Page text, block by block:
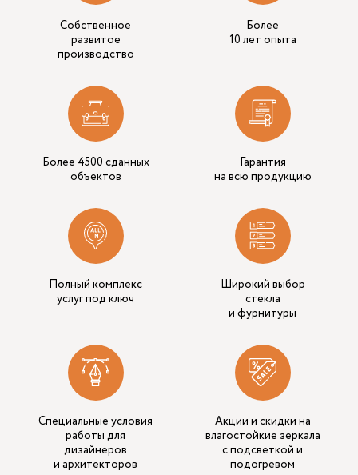
Собственное
развитое
производство
Более
10 лет опыта
Более 4500 сданных
объектов
Гарантия
на всю продукцию
Полный комплекс
услуг под ключ
Широкий выбор
стекла
и фурнитуры
Специальные условия
работы для
дизайнеров
и архитекторов
Акции и скидки на
влагостойкие зеркала
с подсветкой и
подогревом